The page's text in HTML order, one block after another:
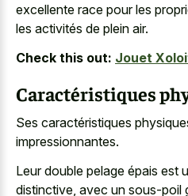
excellente race pour les
les activités de plein air.
Check this out: Jouet
Caractéristiques
Ses caractéristiques
impressionnantes.
Leur double pelage épais est
distinctive, avec un sous-poil